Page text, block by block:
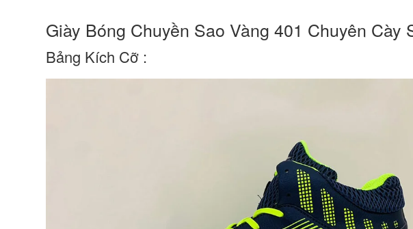
Giày Bóng Chuyền Sao Vàng 401 Chuyên Cày
Bảng Kích Cỡ :